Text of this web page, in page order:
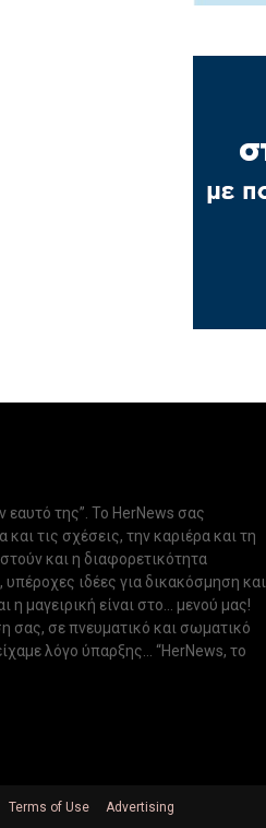
εαυτό της”. Το HerNews σας
τις σχέσεις, την καριέρα και τη
και η διαφορετικότητα
ιδέες για δικακόσμηση και
μαγειρική είναι στο... μενού μας!
σας, σε πνευματικό και σωματικό
λόγο ύπαρξης... “HerNews, το
Terms of Use Advertising